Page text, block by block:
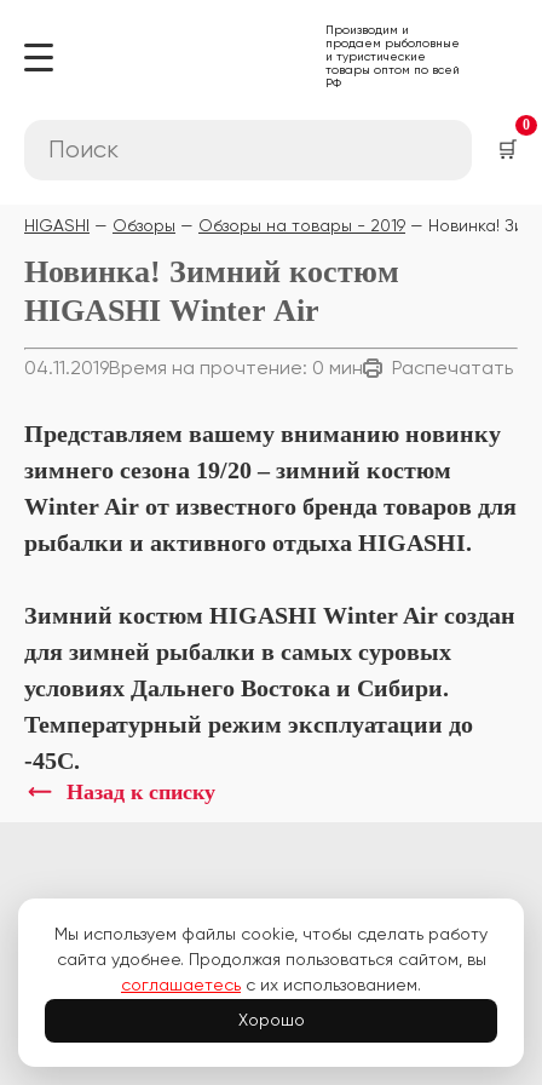
Производим и
продаем рыболовные
и туристические
товары оптом по всей
РФ
🛒
0
HIGASHI Обзоры Обзоры на товары - 2019 Новинка!
Новинка! Зимний костюм
HIGASHI Winter Air
04.11.2019Время на прочтение: 0 мин Распечатать
Представляем вашему вниманию новинку
зимнего сезона 19/20 – зимний костюм
Winter Air от известного бренда товаров для
рыбалки и активного отдыха HIGASHI.
Зимний костюм HIGASHI Winter Air создан
для зимней рыбалки в самых суровых
условиях Дальнего Востока и Сибири.
Температурный режим эксплуатации до
-45С.
Назад к списку
Производим и продаем рыболовные и туристические товары по всей
РФ
ООО «Хигаши»
ИНН 2539079580
ОГРН 1072539000401
Мы используем файлы cookie, чтобы сделать работу
сайта удобнее. Продолжая пользоваться сайтом, вы
соглашаетесь с их использованием.
Хорошо